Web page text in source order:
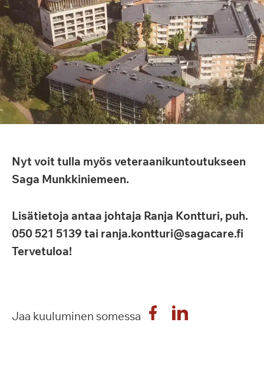
Nyt voit tulla myös veteraanikuntoutukseen
Saga Munkkiniemeen.
Lisätietoja antaa johtaja Ranja Kontturi, puh.
050 521 5139 tai ranja.kontturi@sagacare.fi
Tervetuloa!
Jaa kuuluminen somessa